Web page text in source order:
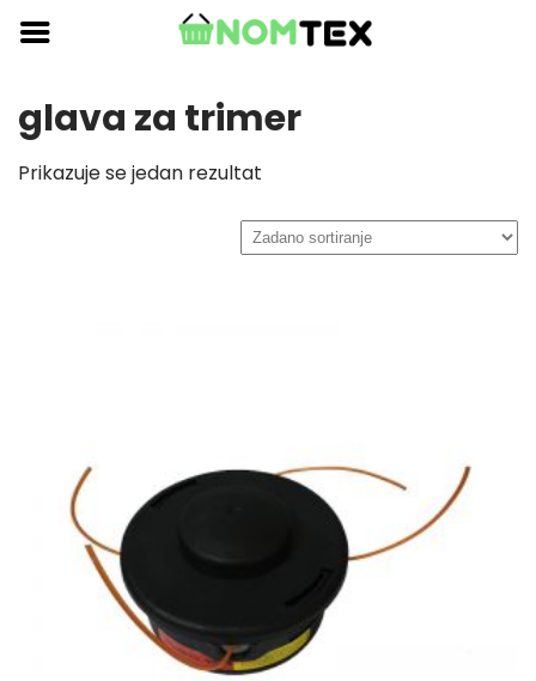
Skip
content
glava za trimer
Prikazuje se jedan rezultat